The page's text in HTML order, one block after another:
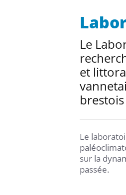
Le
et
brestois
Le
sur la
passée.